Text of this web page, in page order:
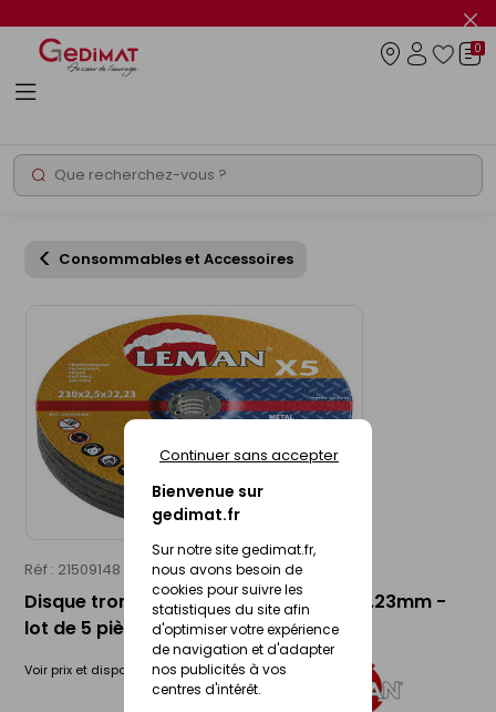
Bienvenue sur
gedimat.fr
Sur notre site gedimat.fr,
nous avons besoin de
cookies pour suivre les
statistiques du site afin
d'optimiser votre expérience
de navigation et d'adapter
nos publicités à vos
centres d'intérêt.
Continuer sans accepter
le
info
Rechercher
0
Consommables et Accessoires
Réf : 21509148 LEMAN
Disque tronçonnage métal 125x2.5x22.23mm -
lot de 5 pièces
Voir prix et disponibilité en magasin